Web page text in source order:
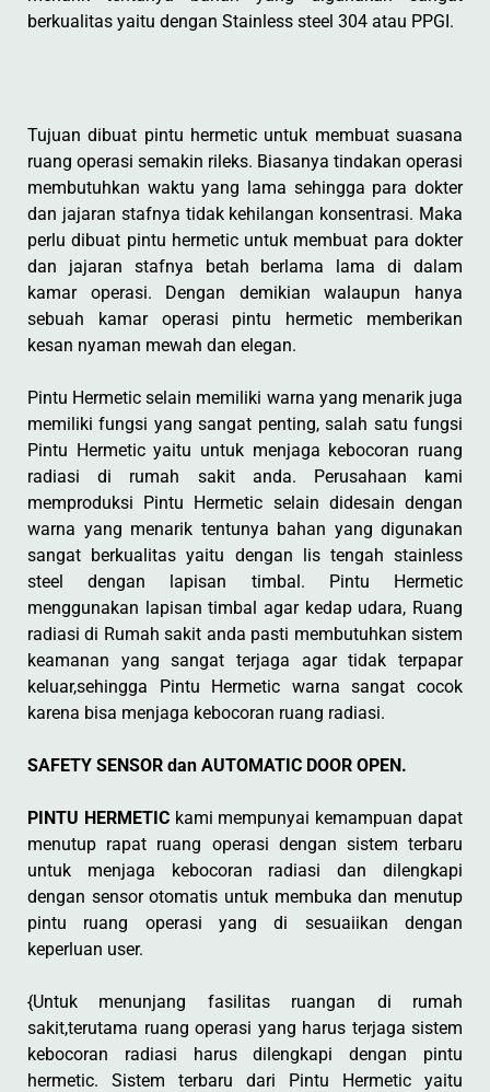
berkualitas yaitu dengan Stainless steel 304 atau PPGI.
Tujuan dibuat pintu hermetic untuk membuat suasana
ruang operasi semakin rileks. Biasanya tindakan operasi
membutuhkan waktu yang lama sehingga para dokter
dan jajaran stafnya tidak kehilangan konsentrasi. Maka
perlu dibuat pintu hermetic untuk membuat para dokter
dan jajaran stafnya betah berlama lama di dalam
kamar operasi. Dengan demikian walaupun hanya
sebuah kamar operasi pintu hermetic memberikan
kesan nyaman mewah dan elegan.
Pintu Hermetic selain memiliki warna yang menarik juga
memiliki fungsi yang sangat penting, salah satu fungsi
Pintu Hermetic yaitu untuk menjaga kebocoran ruang
radiasi di rumah sakit anda. Perusahaan kami
memproduksi Pintu Hermetic selain didesain dengan
warna yang menarik tentunya bahan yang digunakan
sangat berkualitas yaitu dengan lis tengah stainless
steel dengan lapisan timbal. Pintu Hermetic
menggunakan lapisan timbal agar kedap udara, Ruang
radiasi di Rumah sakit anda pasti membutuhkan sistem
keamanan yang sangat terjaga agar tidak terpapar
keluar,sehingga Pintu Hermetic warna sangat cocok
karena bisa menjaga kebocoran ruang radiasi.
SAFETY SENSOR dan AUTOMATIC DOOR OPEN.
PINTU HERMETICkami mempunyai kemampuan dapat
menutup rapat ruang operasi dengan sistem terbaru
untuk menjaga kebocoran radiasi dan dilengkapi
dengan sensor otomatis untuk membuka dan menutup
pintu ruang operasi yang di sesuaiikan dengan
keperluan user.
{Untuk menunjang fasilitas ruangan di rumah
sakit,terutama ruang operasi yang harus terjaga sistem
kebocoran radiasi harus dilengkapi dengan pintu
hermetic. Sistem terbaru dari Pintu Hermetic yaitu